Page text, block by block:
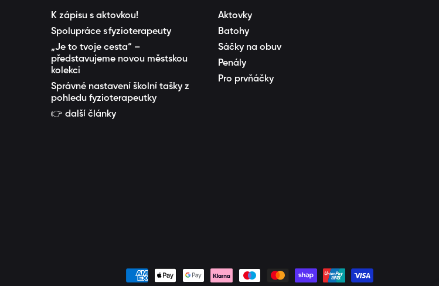
K zápisu s aktovkou!
Spolupráce s fyzioterapeuty
„Je to tvoje cesta“ –
představujeme novou městskou
kolekci
Správné nastavení školní tašky z
pohledu fyzioterapeutky
👉 další články
Aktovky
Batohy
Sáčky na obuv
Penály
Pro prvňáčky